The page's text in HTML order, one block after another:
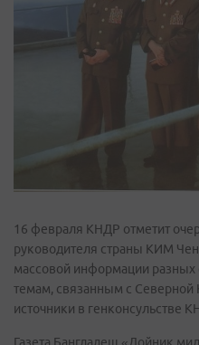
16 февраля КНДР отметит
руководителя страны КИМ
массовой информации разных
темам, связанным с
источники в генконсульстве
Газета Бангладеш «Дойник